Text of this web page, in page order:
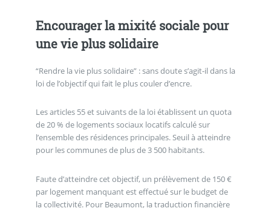
Encourager la mixité sociale pour
une vie plus solidaire
“Rendre la vie plus solidaire” : sans doute s’agit-il dans la
loi de l’objectif qui fait le plus couler d’encre.
Les articles 55 et suivants de la loi établissent un quota
de 20 % de logements sociaux locatifs calculé sur
l’ensemble des résidences principales. Seuil à atteindre
pour les communes de plus de 3 500 habitants.
Faute d’atteindre cet objectif, un prélèvement de 150 €
par logement manquant est effectué sur le budget de
la collectivité. Pour Beaumont, la traduction financière